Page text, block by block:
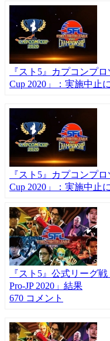
『スト5』カプコンプ
Cup 2020」：実施中止に
『スト5』カプコンプ
Cup 2020」：実施中止に
『スト5』公式リーグ
Pro-JP 2020」結果
670 コメント